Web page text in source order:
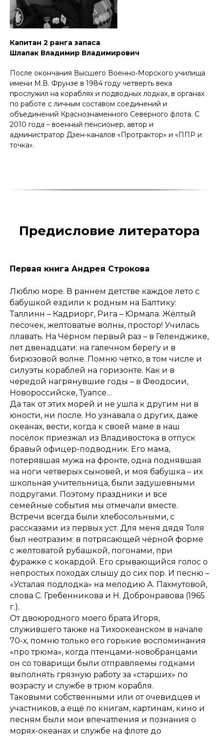
Капитан 2 ранга запаса
Шлапак Владимир Владимирович
После окончания Высшего Военно-Морского училища
имени М.В. Фрунзе в 1984 году четверть века
прослужил на кораблях и подводных лодках, в органах
по работе с личным составом соединений и
объединений Краснознаменного Северного флота. С
2010 года – военный пенсионер, автор и
администратор Дзен-каналов «Протрактор» и «ППР и
точка».
Предисловие литератора
Первая книга Андрея Строкова
Люблю море. В раннем детстве каждое лето с
бабушкой ездили к родным на Балтику:
Таллинн – Кадриорг, Рига – Юрмала. Жёлтый
песочек, желтоватые волны, простор! Училась
плавать. На Чёрном первый раз – в Геленджике,
лет двенадцати: на галечном берегу и в
бирюзовой волне. Помню чётко, в том числе и
силуэты кораблей на горизонте. Как и в
чередой нагрянувшие годы – в Феодосии,
Новороссийске, Туапсе…
Да так от этих морей и не ушла к другим ни в
юности, ни после. Но узнавала о других, даже
океанах, вести, когда к своей маме в наш
посёлок приезжал из Владивостока в отпуск
бравый офицер-подводник. Его мама,
потерявшая мужа на фронте, одна поднявшая
на ноги четверых сыновей, и моя бабушка – их
школьная учительница, были задушевными
подругами. Поэтому праздники и все
семейные события мы отмечали вместе.
Встречи всегда были хлебосольными, с
рассказами из первых уст. Для меня дядя Толя
был неотразим: в потрясающей чёрной форме
с желтоватой рубашкой, погонами, при
фуражке с кокардой. Его срывающийся голос о
непростых походах слышу до сих пор. И песню –
«Усталая подлодка» на мелодию А. Пахмутовой,
слова С. Гребенникова и Н. Добронравова (1965
г.).
От двоюродного моего брата Игоря,
служившего также на Тихоокеанском в начале
70-х, помню только его горькие воспоминания
«про трюма», когда птенцами-новобранцами
он со товарищи были отправляемы годками
выполнять грязную работу за «старших» по
возрасту и службе в трюм корабля.
Таковыми собственными или от очевидцев и
участников, а ещё по книгам, картинам, кино и
песням были мои впечатления и познания о
морях-океанах и службе на флоте до